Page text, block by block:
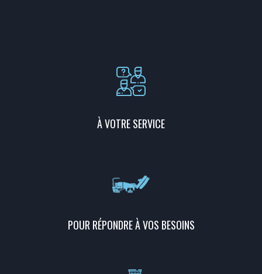
À VOTRE SERVICE
POUR RÉPONDRE À VOS BESOINS